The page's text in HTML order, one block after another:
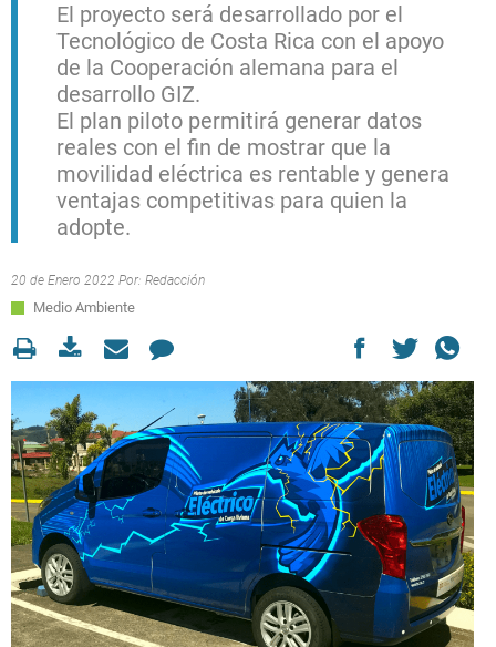
El proyecto será desarrollado por el
Tecnológico de Costa Rica con el apoyo
de la Cooperación alemana para el
desarrollo GIZ.
El plan piloto permitirá generar datos
reales con el fin de mostrar que la
movilidad eléctrica es rentable y genera
ventajas competitivas para quien la
adopte.
20 de Enero 2022 Por: Redacción
Medio Ambiente